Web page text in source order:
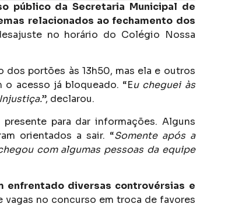
público da Secretaria Municipal de
relacionados ao fechamento dos
no horário do Colégio Nossa
portões às 13h50, mas ela e outros
acesso já bloqueado. “Eu cheguei às
”, declarou.
para dar informações. Alguns
orientados a sair. “Somente após a
com algumas pessoas da equipe
enfrentado diversas controvérsias e
no concurso em troca de favores